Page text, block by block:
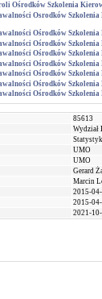
Ośrodków Szkolenia
Osrodków
Ośrodków Szkolenia
Ośrodków
Ośrodków Szkolenia
Ośrodków
Ośrodków Szkolenia
Ośrodków Szkolenia
Ośrodków Szkolenia
85613
Wydział
UMO
UMO
Gerard
Marcin
2015-
2015-
2021-